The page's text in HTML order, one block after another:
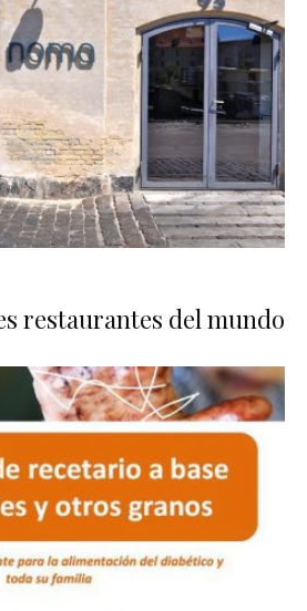
restaurantes del mundo